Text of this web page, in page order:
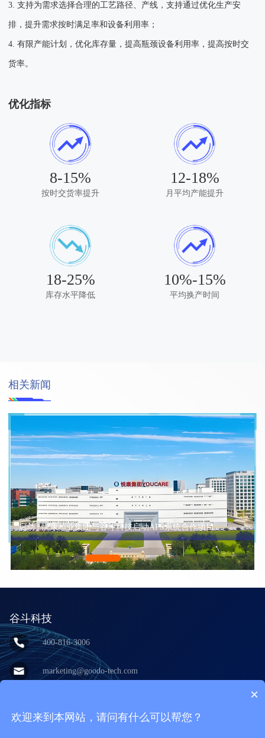
3. 支持为需求选择合理的工艺路径、产线，支持通过优化生产安
排，提升需求按时满足率和设备利用率；
4. 有限产能计划，优化库存量，提高瓶颈设备利用率，提高按时交
货率。
优化指标
8-15%
按时交货率提升
12-18%
月平均产能提升
18-25%
库存水平降低
10%-15%
平均换产时间
相关新闻
启动 | 悦康药业集团与谷斗科技启动APS系统合作项目
谷斗科技
400-816-3006
marketing@goodo-tech.com
×
欢迎来到本网站，请问有什么可以帮您？